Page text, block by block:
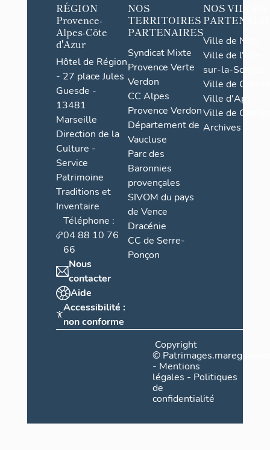
RÉGION
Provence-
Alpes-Côte
d'Azur
Hôtel de Région
- 27 place Jules
Guesde -
13481
Marseille
Direction de la
Culture -
Service
Patrimoine
Traditions et
Inventaire
Téléphone :
04 88 10 76
66
Nous
contacter
Aide
Accessibilité :
non conforme
NOS
TERRITOIRES
PARTENAIRES
Syndicat Mixte
Provence Verte
Verdon
CC Alpes
Provence Verdon
Département de
Vaucluse
Parc des
Baronnies
provençales
SIVOM du pays
de Vence
Dracénie
CC de Serre-
Ponçon
NOS VILLES
Ville de Nice
Ville de l'Isle-
sur-la-Sorgue
Ville de Grasse
Ville d'Apt
Ville de
Archives
Copyright
©
- Mentions
légales - Politiques
de
confidentialité